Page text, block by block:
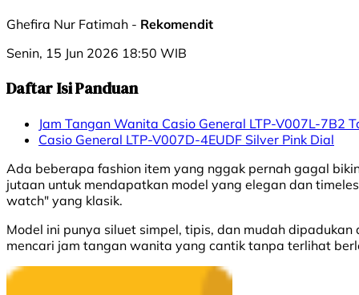
Ghefira Nur Fatimah - Rekomendit
Senin, 15 Jun 2026 18:50 WIB
Daftar Isi Panduan
Jam Tangan Wanita Casio General LTP-V007L-7B2
Casio General LTP-V007D-4EUDF Silver Pink Dial
Ada beberapa fashion item yang nggak pernah gagal
jutaan untuk mendapatkan model yang elegan dan
watch" yang klasik.
Model ini punya siluet simpel, tipis, dan mudah
mencari jam tangan wanita yang cantik tanpa terlihat